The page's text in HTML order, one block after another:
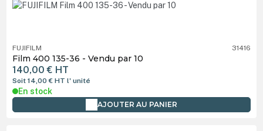
FUJIFILM 31416
Film 400 135-36 - Vendu par 10
140,00 € HT
Soit 14,00 €HTl' unité
En stock
AJOUTER AU PANIER